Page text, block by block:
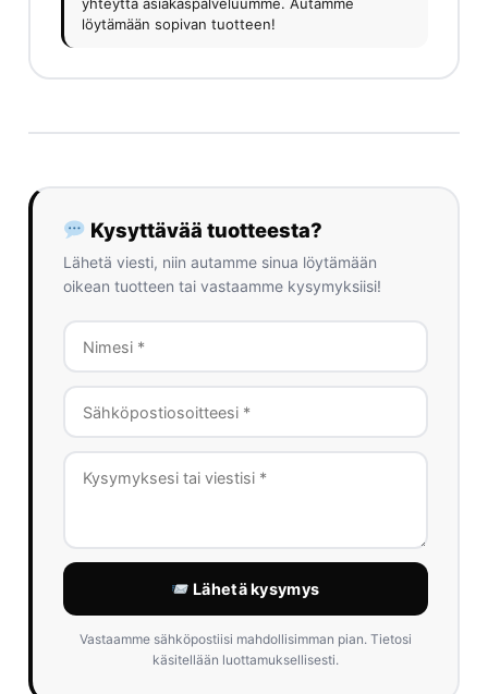
löytämään sopivan tuotteen!
Kysyttävää tuotteesta?
Lähetä viesti, niin autamme sinua löytämään
oikean tuotteen tai vastaamme kysymyksiisi!
Lähetä kysymys
Vastaamme sähköpostiisi mahdollisimman pian. Tietosi
käsitellään luottamuksellisesti.